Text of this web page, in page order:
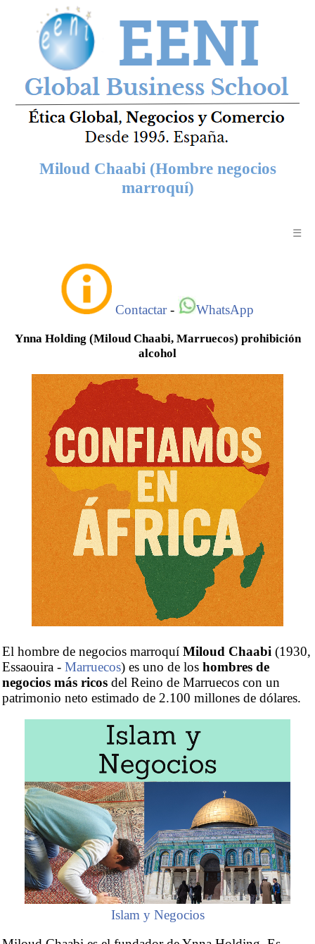
Miloud Chaabi (Hombre negocios
marroquí)
☰
Contactar- WhatsApp
Ynna Holding (Miloud Chaabi, Marruecos) prohibición
alcohol
El hombre de negocios marroquí Miloud Chaabi (1930,
Essaouira - Marruecos) es uno de los hombres de
negocios más ricos del Reino de Marruecos con un
patrimonio neto estimado de 2.100 millones de dólares.
Islam y Negocios